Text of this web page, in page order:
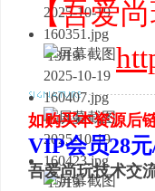
13/19
14/19
15/19
【吾爱
如购买本资源后
VIP会员28
吾爱尚玩技术交